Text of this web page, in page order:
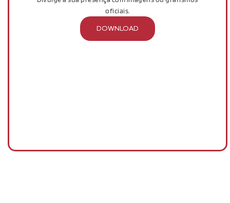
oficiais.
DOWNLOAD